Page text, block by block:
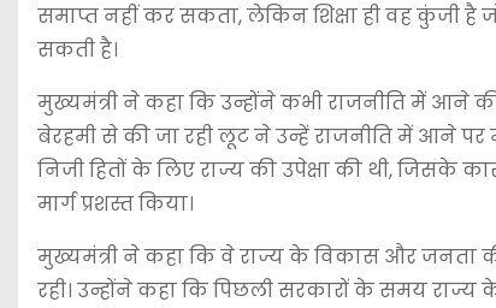
समाप्त नहीं कर सकता, लेकिन शिक्षा ही वह कुंजी है
सकती है।
मुख्यमंत्री ने कहा कि उन्होंने कभी राजनीति में आने
बेरहमी से की जा रही लूट ने उन्हें राजनीति में आने
निजी हितों के लिए राज्य की उपेक्षा की थी, जिसके
मार्ग प्रशस्त किया।
मुख्यमंत्री ने कहा कि वे राज्य के विकास और
रही। उन्होंने कहा कि पिछली सरकारों के समय